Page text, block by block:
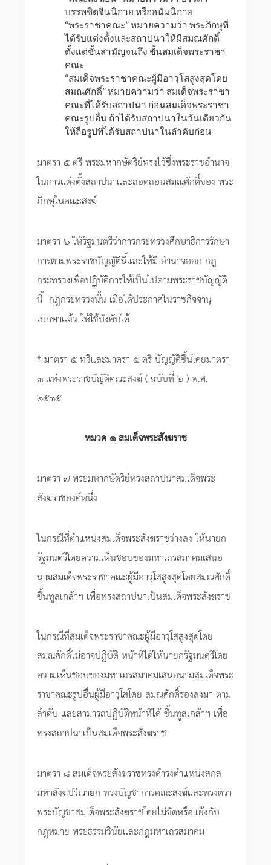
บรรพชิตจีนนิกาย หรืออนัมนิกาย
“พระราชาคณะ” หมายความว่า พระภิกษุที่
ได้รับแต่งตั้งและสถาปนาให้มีสมณศักดิ์
ตั้งแต่ชั้นสามัญจนถึง ชั้นสมเด็จพระราชา
คณะ
“สมเด็จพระราชาคณะผู้มีอาวุโสสูงสุดโดย
สมณศักดิ์” หมายความว่า สมเด็จพระราชา
คณะที่ได้รับสถาปนา ก่อนสมเด็จพระราชา
คณะรูปอื่น ถ้าได้รับสถาปนาในวันเดียวกัน
ให้ถือรูปที่ได้รับสถาปนาในลำดับก่อน
มาตรา ๕ ตรี พระมหากษัตริย์ทรงไว้ซึ่งพระราชอำนาจ
ในการแต่งตั้งสถาปนาและถอดถอนสมณศักดิ์ของ พระ
ภิกษุในคณะสงฆ์
มาตรา ๖ ให้รัฐมนตรีว่าการกระทรวงศึกษาธิการรักษา
การตามพระราชบัญญัตินี้และให้มี อำนาจออก กฎ
กระทรวงเพื่อปฏิบัติการให้เป็นไปตามพระราชบัญญัติ
นี้ กฎกระทรวงนั้น เมื่อได้ประกาศในราชกิจจานุ
เบกษาแล้ว ให้ใช้บังคับได้
* มาตรา ๕ ทวิและมาตรา ๕ ตรี บัญญัติขึ้นโดยมาตรา
๓ แห่งพระราชบัญัติคณะสงฆ์ ( ฉบับที่ ๒ ) พ.ศ.
๒๕๓๕
หมวด ๑ สมเด็จพระสังฆราช
มาตรา ๗ พระมหากษัตริย์ทรงสถาปนาสมเด็จพระ
สังฆราชองค์หนึ่ง
ในกรณีที่ตำแหน่งสมเด็จพระสังฆราชว่างลง ให้นายก
รัฐมนตรีโดยความเห็นชอบของมหาเถรสมาคมเสนอ
นามสมเด็จพระราชาคณะผู้มีอาวุโสสูงสุดโดยสมณศักดิ์
ขึ้นทูลเกล้าฯ เพื่อทรงสถาปนาเป็นสมเด็จพระสังฆราช
ในกรณีที่สมเด็จพระราชาคณะผู้มีอาวุโสสูงสุดโดย
สมณศักดิ์ไม่อาจปฏิบัติ หน้าที่ได้ให้นายกรัฐมนตรีโดย
ความเห็นชอบของมหาเถรสมาคมเสนอนามสมเด็จพระ
ราชาคณะรูปอื่นผู้มีอาวุโสโดย สมณศักดิ์รองลงมา ตาม
ลำดับ และสามารถปฏิบัติหน้าที่ได้ ขึ้นทูลเกล้าฯ เพื่อ
ทรงสถาปนาเป็นสมเด็จพระสังฆราช
มาตรา ๘ สมเด็จพระสังฆราชทรงดำรงตำแหน่งสกล
มหาสังฆปริณายก ทรงบัญชาการคณะสงฆ์และทรงตรา
พระบัญชาสมเด็จพระสังฆราชโดยไม่ขัดหรือแย้งกับ
กฎหมาย พระธรรมวินัยและกฎมหาเถรสมาคม